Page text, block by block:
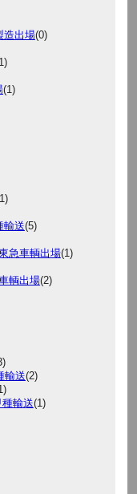
造出場(0)
(1)
輸送(5)
急車輌出場(1)
輌出場(2)
輸送(2)
輸送(1)